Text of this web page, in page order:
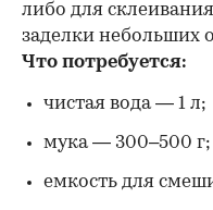
либо для
заделки небольших
Что потребуется:
чистая вода — 1 л;
мука — 300–500 г;
емкость для